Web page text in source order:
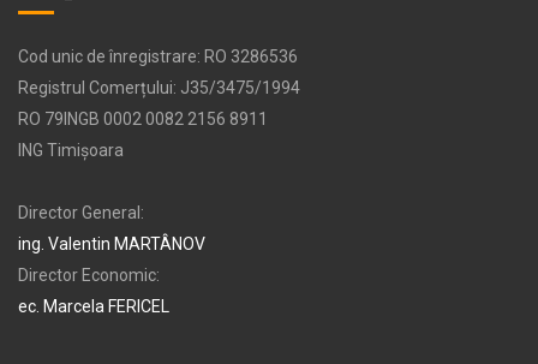
Cod unic de înregistrare: RO 3286536
Registrul Comerțului: J35/3475/1994
RO 79INGB 0002 0082 2156 8911
ING Timișoara
Director General:
ing. Valentin MARTÂNOV
Director Economic:
ec. Marcela FERICEL